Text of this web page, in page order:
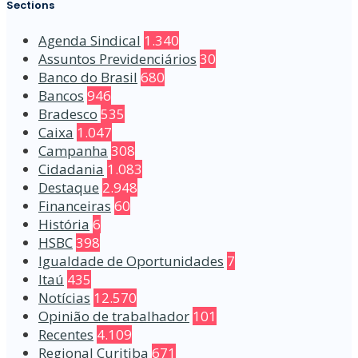
Sections
Agenda Sindical 1.340
Assuntos Previdenciários 30
Banco do Brasil 680
Bancos 946
Bradesco 535
Caixa 1.047
Campanha 308
Cidadania 1.083
Destaque 2.948
Financeiras 60
História 6
HSBC398
Igualdade de Oportunidades 7
Itaú 435
Notícias 12.570
Opinião de trabalhador 101
Recentes 4.109
Regional Curitiba 671